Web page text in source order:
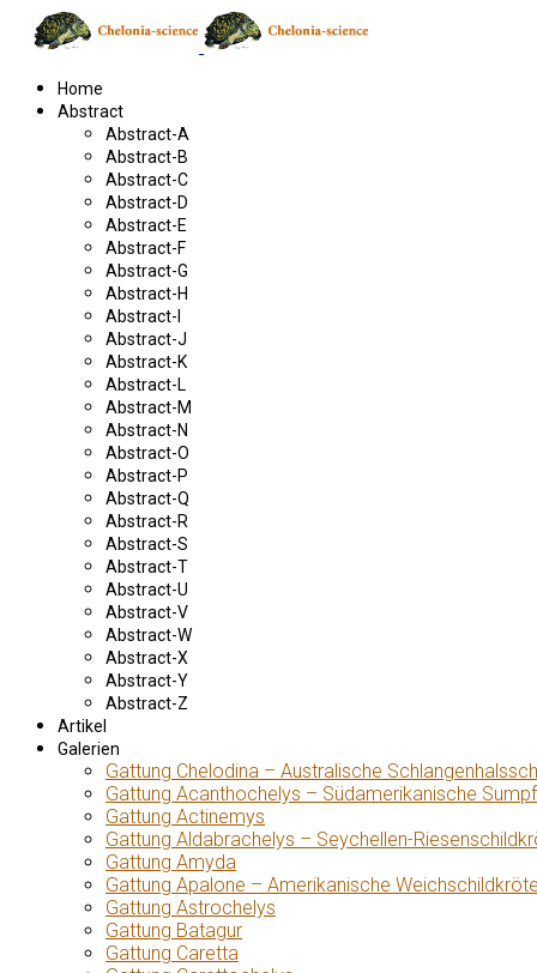
Home
Abstract
Abstract-A
Abstract-B
Abstract-C
Abstract-D
Abstract-E
Abstract-F
Abstract-G
Abstract-H
Abstract-I
Abstract-J
Abstract-K
Abstract-L
Abstract-M
Abstract-N
Abstract-O
Abstract-P
Abstract-Q
Abstract-R
Abstract-S
Abstract-T
Abstract-U
Abstract-V
Abstract-W
Abstract-X
Abstract-Y
Abstract-Z
Artikel
Galerien
Gattung Chelodina – Australische
Gattung Acanthochelys – Südamerikanische
Gattung Actinemys
Gattung Aldabrachelys – Seychellen-
Gattung Amyda
Gattung Apalone – Amerikanische
Gattung Astrochelys
Gattung Batagur
Gattung Caretta